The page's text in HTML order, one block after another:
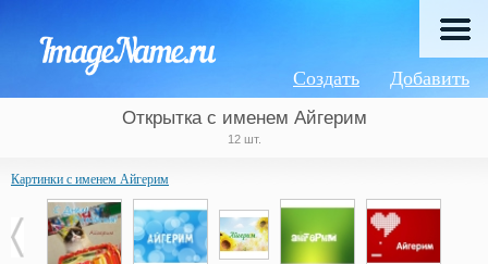
Добавить
Создать
Открытка с именем Айгерим
12 шт.
Картинки с именем Айгерим